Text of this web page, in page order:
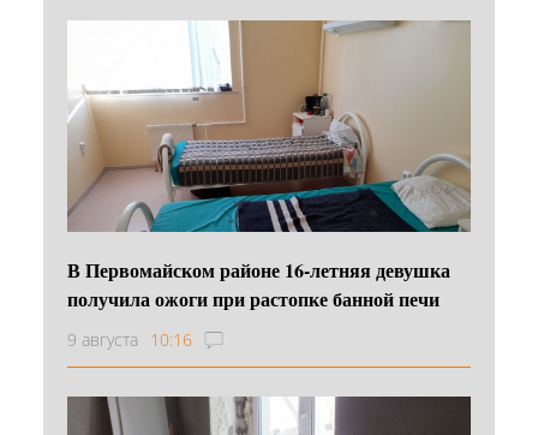
В Первомайском районе 16‑летняя девушка
получила ожоги при растопке банной печи
9 августа 10:16